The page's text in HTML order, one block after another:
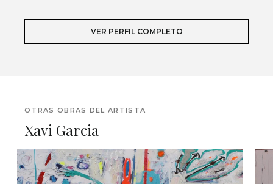
VER PERFIL COMPLETO
OTRAS OBRAS DEL ARTISTA
Xavi Garcia